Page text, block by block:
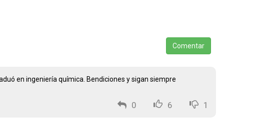
Comentar
en ingeniería química. Bendiciones y sigan siempre
0 6 1